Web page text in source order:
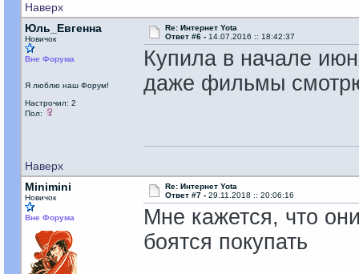
Наверх
Юль_Евгенна
Новичок
Вне Форума
Я люблю наш Форум!
Настрочил: 2
Пол:
Re: Интернет Yota
Ответ #6 - 14.07.2016 :: 18:42:37
Купила в начале
даже фильмы
Наверх
Minimini
Новичок
Вне Форума
Re: Интернет Yota
Ответ #7 - 29.11.2018 :: 20:06:16
Мне кажется, что
боятся покупать